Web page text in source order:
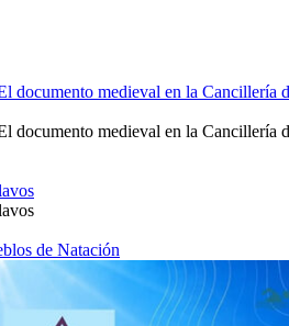
documento medieval en la Cancillería
documento medieval en la Cancillería
de Natación